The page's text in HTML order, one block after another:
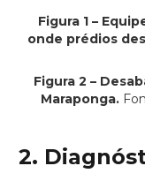
Figura 1–
onde prédios
Figura 2 –
Maraponga.
2.